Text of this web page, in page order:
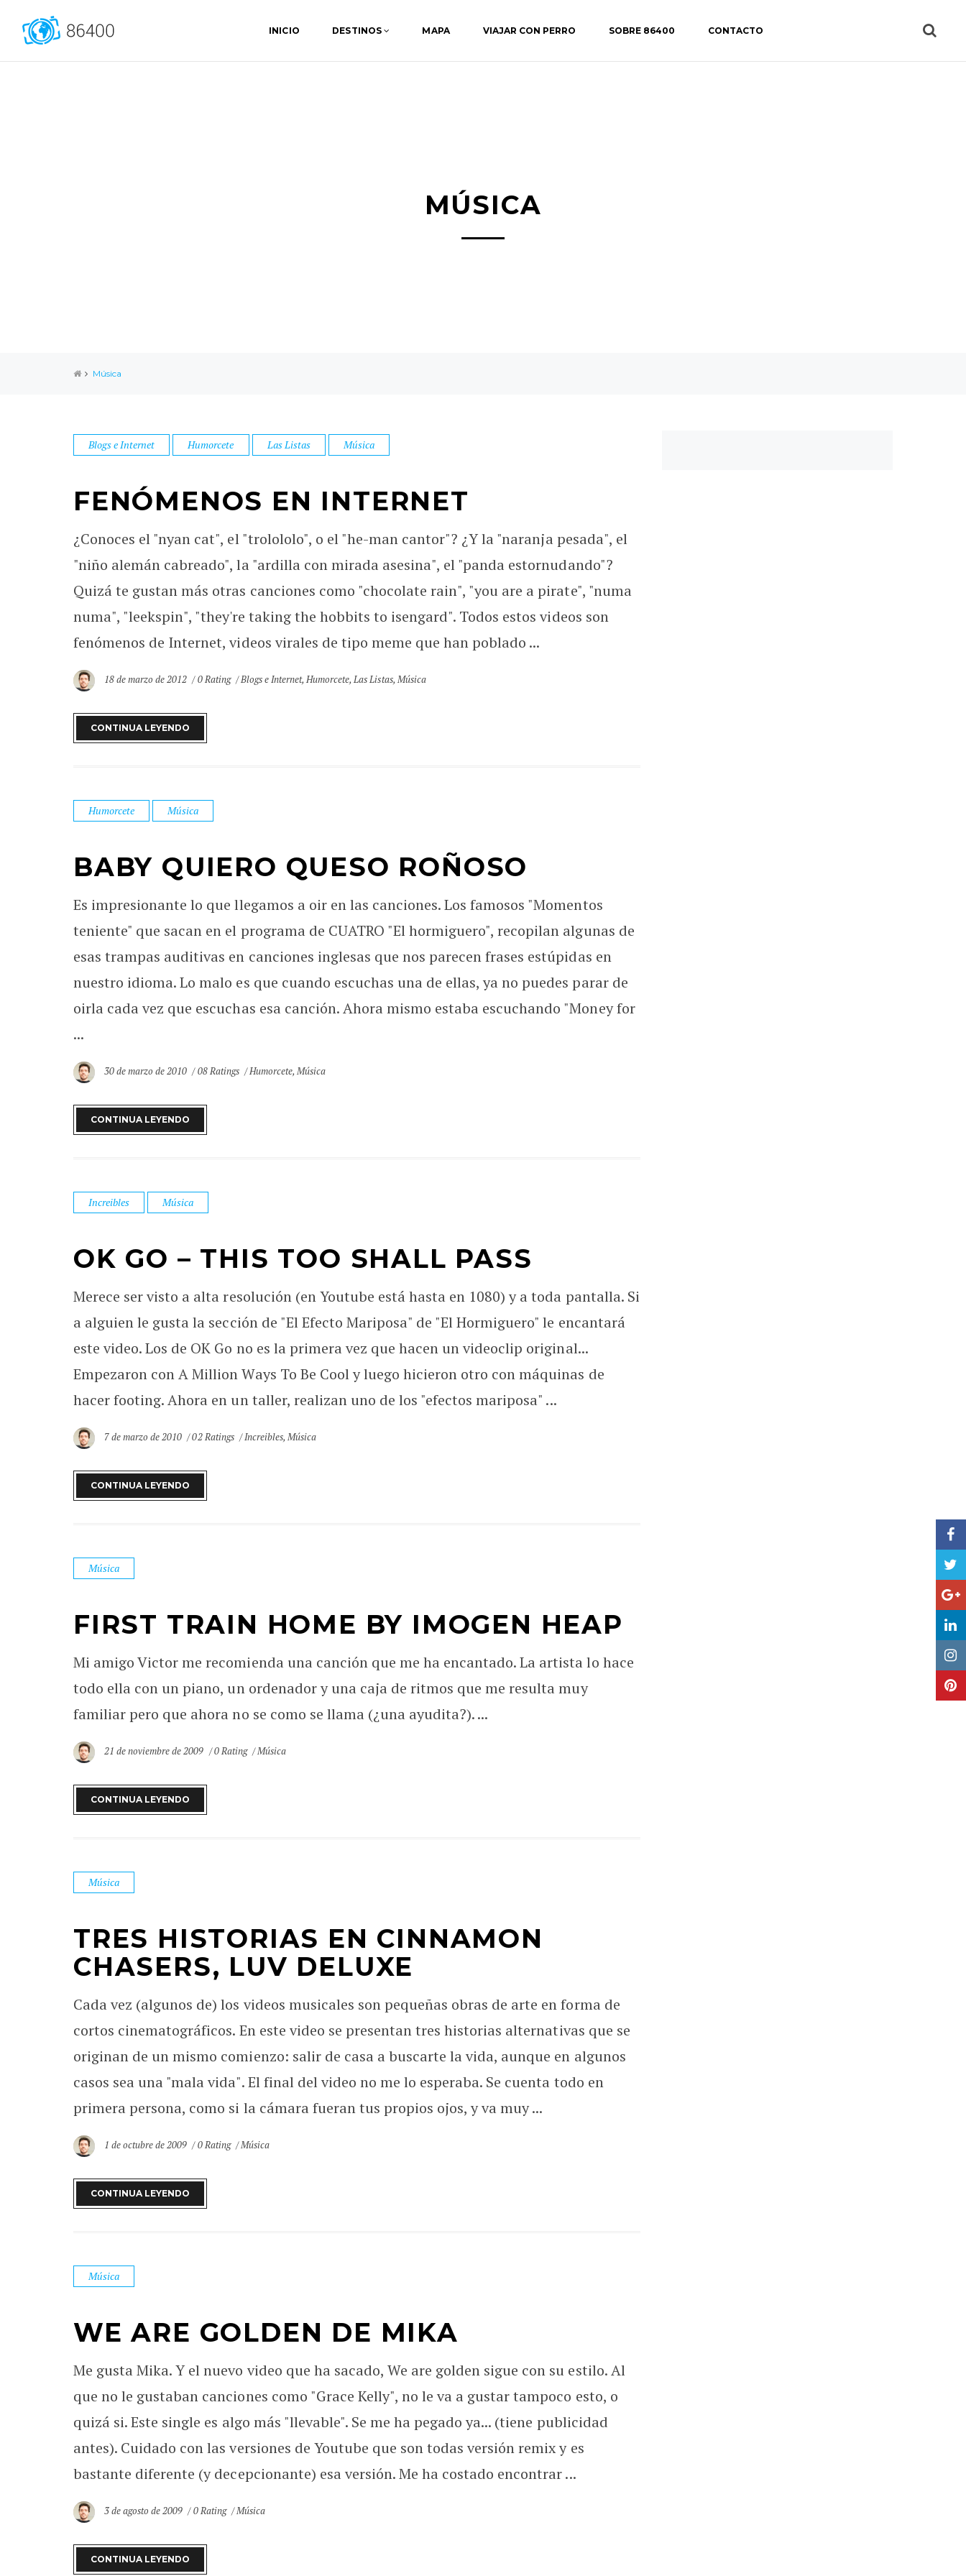
INICIO DESTINOS MAPA VIAJAR CON PERRO SOBRE 86400 CONTACTO
MÚSICA
Música
Blogs e Internet Humorcete Las Listas Música
FENÓMENOS EN INTERNET
¿Conoces el "nyan cat", el "trolololo", o el "he-man cantor"? ¿Y la "naranja pesada", el
"niño alemán cabreado", la "ardilla con mirada asesina", el "panda estornudando"?
Quizá te gustan más otras canciones como "chocolate rain", "you are a pirate", "numa
numa", "leekspin", "they're taking the hobbits to isengard". Todos estos videos son
fenómenos de Internet, videos virales de tipo meme que han poblado ...
18 de marzo de 2012 0 Rating Blogs e Internet,Humorcete,Las Listas,Música
CONTINUA LEYENDO
Humorcete Música
BABY QUIERO QUESO ROÑOSO
Es impresionante lo que llegamos a oir en las canciones. Los famosos "Momentos
teniente" que sacan en el programa de CUATRO "El hormiguero", recopilan algunas de
esas trampas auditivas en canciones inglesas que nos parecen frases estúpidas en
nuestro idioma. Lo malo es que cuando escuchas una de ellas, ya no puedes parar de
oirla cada vez que escuchas esa canción. Ahora mismo estaba escuchando "Money for
...
30 de marzo de 2010 08 Ratings Humorcete,Música
CONTINUA LEYENDO
Increibles Música
OK GO – THIS TOO SHALL PASS
Merece ser visto a alta resolución (en Youtube está hasta en 1080) y a toda pantalla. Si
a alguien le gusta la sección de "El Efecto Mariposa" de "El Hormiguero" le encantará
este video. Los de OK Go no es la primera vez que hacen un videoclip original...
Empezaron con A Million Ways To Be Cool y luego hicieron otro con máquinas de
hacer footing. Ahora en un taller, realizan uno de los "efectos mariposa" ...
7 de marzo de 2010 02 Ratings Increibles,Música
CONTINUA LEYENDO
Música
FIRST TRAIN HOME BY IMOGEN HEAP
Mi amigo Victor me recomienda una canción que me ha encantado. La artista lo hace
todo ella con un piano, un ordenador y una caja de ritmos que me resulta muy
familiar pero que ahora no se como se llama (¿una ayudita?). ...
21 de noviembre de 2009 0 Rating Música
CONTINUA LEYENDO
Música
TRES HISTORIAS EN CINNAMON
CHASERS, LUV DELUXE
Cada vez (algunos de) los videos musicales son pequeñas obras de arte en forma de
cortos cinematográficos. En este video se presentan tres historias alternativas que se
originan de un mismo comienzo: salir de casa a buscarte la vida, aunque en algunos
casos sea una "mala vida". El final del video no me lo esperaba. Se cuenta todo en
primera persona, como si la cámara fueran tus propios ojos, y va muy ...
1 de octubre de 2009 0 Rating Música
CONTINUA LEYENDO
Música
WE ARE GOLDEN DE MIKA
Me gusta Mika. Y el nuevo video que ha sacado, We are golden sigue con su estilo. Al
que no le gustaban canciones como "Grace Kelly", no le va a gustar tampoco esto, o
quizá si. Este single es algo más "llevable". Se me ha pegado ya... (tiene publicidad
antes). Cuidado con las versiones de Youtube que son todas versión remix y es
bastante diferente (y decepcionante) esa versión. Me ha costado encontrar ...
3 de agosto de 2009 0 Rating Música
CONTINUA LEYENDO